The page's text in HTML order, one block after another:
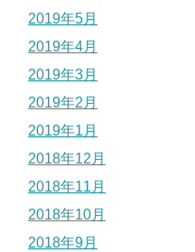
2019年5月
2019年4月
2019年3月
2019年2月
2019年1月
2018年12月
2018年11月
2018年10月
2018年9月